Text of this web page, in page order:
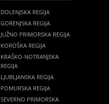
DOLENJSKA REGIJA
GORENJSKA REGIJA
JUŽNO PRIMORSKA REGIJA
KOROŠKA REGIJA
KRAŠKO-NOTRANJSKA
REGIJA
LJUBLJANSKA REGIJA
POMURSKA REGIJA
SEVERNO PRIMORSKA